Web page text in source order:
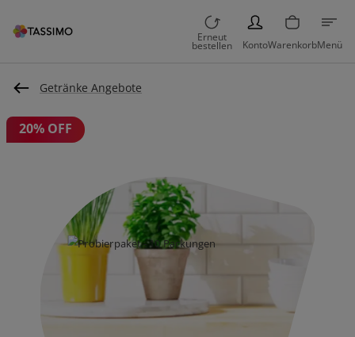
Erneut
bestellen
PERSON
KontoWarenkorbMenü
Getränke Angebote
20% OFF